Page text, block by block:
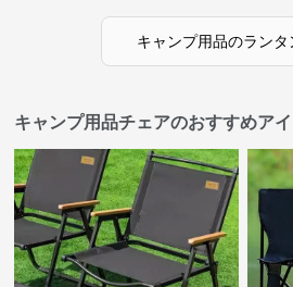
キャンプ用品のランタ
キャンプ用品チェアのおすすめア